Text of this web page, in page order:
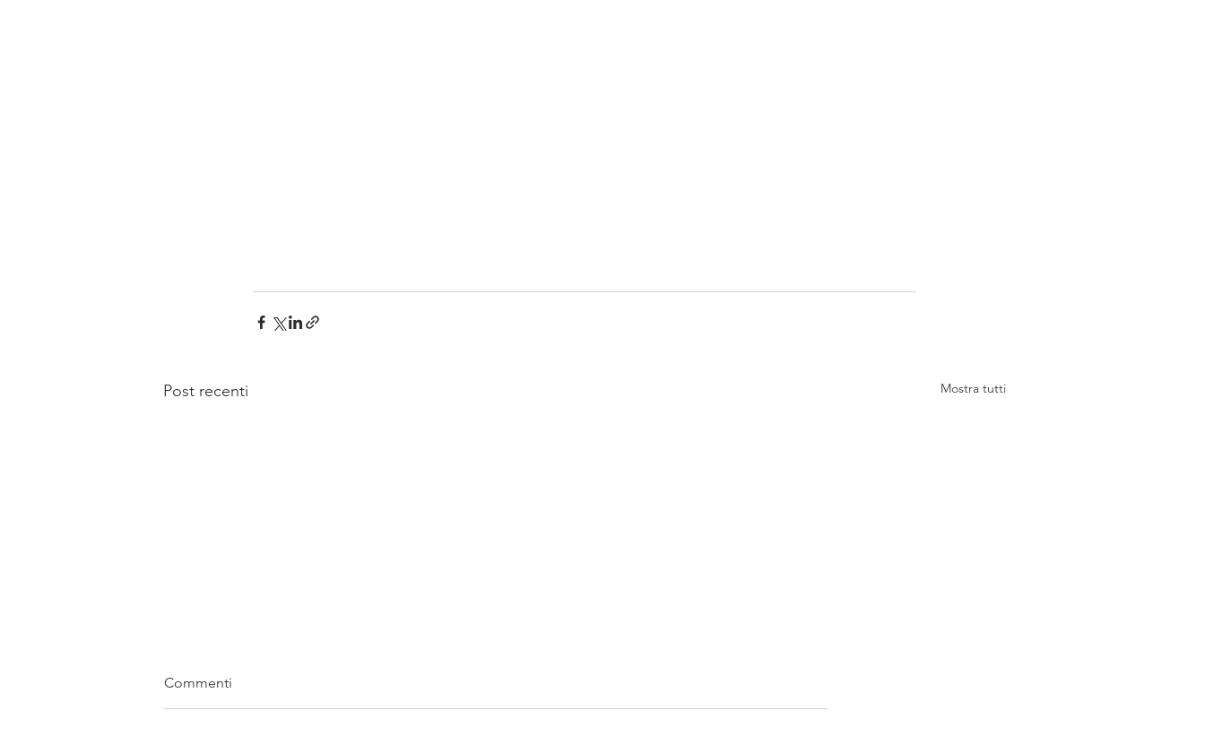
Post recenti Mostra tutti
Commenti